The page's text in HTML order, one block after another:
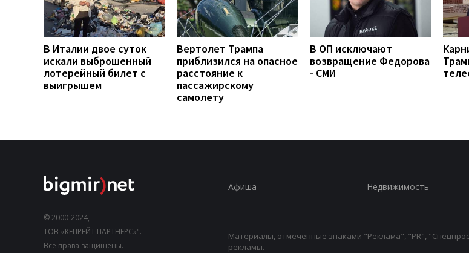
В Италии двое суток
искали выброшенный
лотерейный билет с
выигрышем
Вертолет Трампа
приблизился на опасное
расстояние к
пассажирскому
самолету
В ОП исключают
возвращение Федорова
- СМИ
© 2000-2024,
ТОВ «КЕПРЕЙТ ПАРТНЕРС»".
Все права защищены.
Афиша Недвижимость
Материалы, отмеченные знаками "Реклама", "PR",
рекламы.